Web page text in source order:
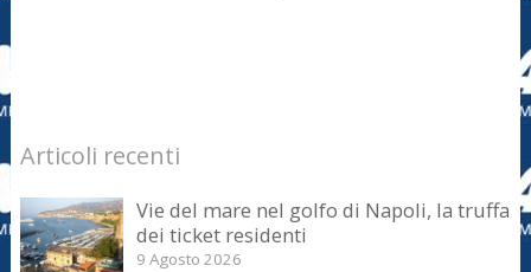
Articoli recenti
Vie del mare nel golfo di Napoli, la truffa
dei ticket residenti
9 Agosto 2026